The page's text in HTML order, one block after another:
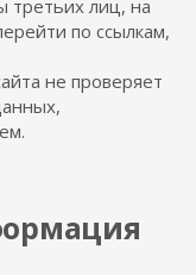
третьих лиц, на
по ссылкам,
не проверяет